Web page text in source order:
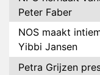
Peter Faber
NOS maakt
Yibbi Jansen
Petra Grijzen